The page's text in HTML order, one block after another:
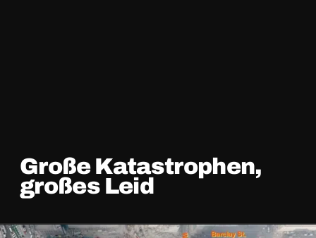
Große Katastrophen,
großes Leid